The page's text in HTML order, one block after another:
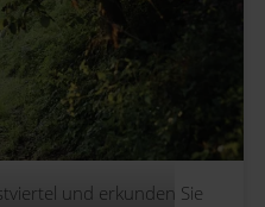
und erkunden Sie